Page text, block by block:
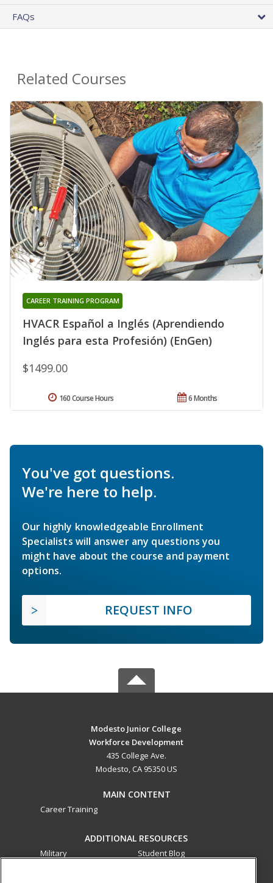
FAQs
Related Courses
HVACR Español a Inglés (Aprendiendo
Inglés para esta Profesión) (EnGen)
CAREER TRAINING PROGRAM
$1499.00
6 Months
160 Course Hours
You've got questions.
We're here to help.
Our highly knowledgeable Enrollment
Specialists will answer any questions you
might have about the course and payment
options.
REQUEST INFO
Modesto Junior College
Workforce Development
435 College Ave.
Modesto, CA 95350 US
MAIN CONTENT
Career Training
ADDITIONAL RESOURCES
Military
Student Blog